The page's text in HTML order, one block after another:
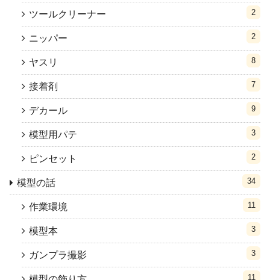
ツールクリーナー 2
ニッパー 2
ヤスリ 8
接着剤 7
デカール 9
模型用パテ 3
ピンセット 2
模型の話 34
作業環境 11
模型本 3
ガンプラ撮影 3
11